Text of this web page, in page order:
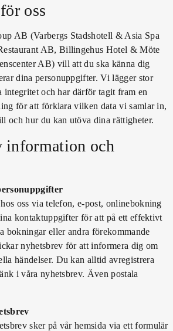
oss
AB (Varbergs Stadshotell & Asia Spa
AB, Billingehus Hotel & Möte
AB) vill att du ska känna dig
dina personuppgifter. Vi lägger stor
och har därför tagit fram en
för att förklara vilken data vi samlar in,
och hur du kan utöva dina rättigheter.
information och
oss via telefon, e-post, onlinebokning
kontaktuppgifter för att på ett effektivt
bokningar eller andra förekommande
nyhetsbrev för att informera dig om
händelser. Du kan alltid avregistrera
i våra nyhetsbrev. Även postala
sker på vår hemsida via ett formulär